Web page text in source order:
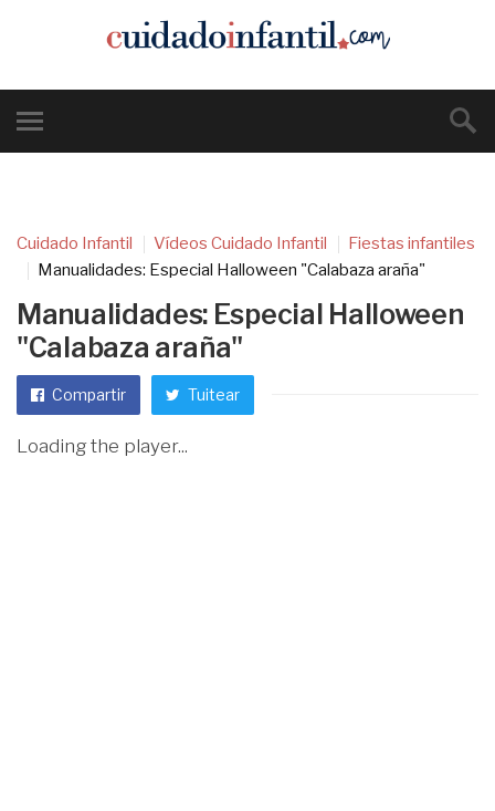
Cuidado Infantil Vídeos Cuidado Infantil
Fiestas infantiles
Manualidades: Especial Halloween "Calabaza araña"
Manualidades: Especial Halloween
"Calabaza araña"
Compartir Tuitear
Loading the player...